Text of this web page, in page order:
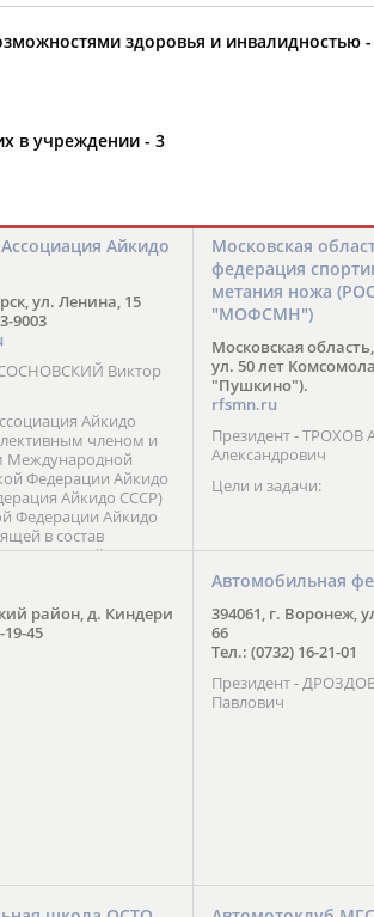
организации или
это сделать самостоятельно
Айкидо
ул. Ленина, 15
9003
СОСНОВСКИЙ Виктор
Айкидо
членом и
Международной
Федерации Айкидо
Айкидо СССР)
Федерации Айкидо
в состав
Совета Айкидо
которого
Киреенко
Московская
федерация
метания ножа
"МОФСМН")
Московская
ул. 50 лет
"Пушкино").
rfsmn.ru
Президент - ТРОХОВ
Александрович
Цели и задачи:
район, д. Киндери
19-45
Автомобильная
394061, г. Воронеж,
66
Тел.: (0732) 16-21-01
Президент -
Павлович
здоровья и инвалидностью -
в учреждении - 3